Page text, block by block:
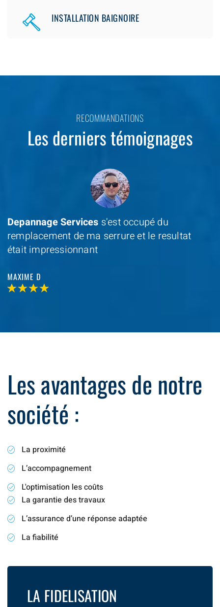
INSTALLATION BAIGNOIRE
RECOMMANDATIONS
Les derniers témoignages
Depannage Services s'est occupé du
remplacement de ma serrure et le resultat
était impressionnant
MAXIME D
Les avantages de notre
société :
La proximité
L’accompagnement
L'optimisation les coûts
La garantie des travaux
L’assurance d’une réponse adaptée
La fiabilité
LA FIDELISATION